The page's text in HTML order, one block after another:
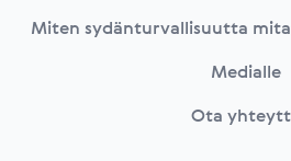
Miten sydänturvallisuutta
Medialle
Ota